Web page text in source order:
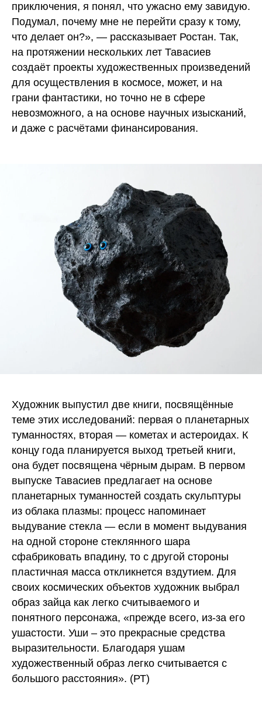
приключения, я понял, что ужасно ему завидую.
Подумал, почему мне не перейти сразу к тому,
что делает он?», — рассказывает Ростан. Так,
на протяжении нескольких лет Тавасиев
создаёт проекты художественных произведений
для осуществления в космосе, может, и на
грани фантастики, но точно не в сфере
невозможного, а на основе научных изысканий,
и даже с расчётами финансирования.
Художник выпустил две книги, посвящённые
теме этих исследований: первая о планетарных
туманностях, вторая — кометах и астероидах. К
концу года планируется выход третьей книги,
она будет посвящена чёрным дырам. В первом
выпуске Тавасиев предлагает на основе
планетарных туманностей создать скульптуры
из облака плазмы: процесс напоминает
выдувание стекла — если в момент выдувания
на одной стороне стеклянного шара
сфабриковать впадину, то с другой стороны
пластичная масса откликнется вздутием. Для
своих космических объектов художник выбрал
образ зайца как легко считываемого и
понятного персонажа, «прежде всего, из-за его
ушастости. Уши – это прекрасные средства
выразительности. Благодаря ушам
художественный образ легко считывается с
большого расстояния». (РТ)